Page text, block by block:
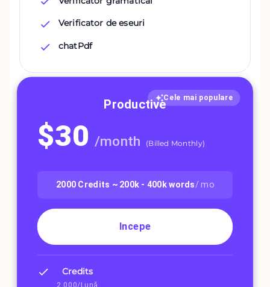
Verificator de eseuri
chatPdf
Cele mai populare
Productive
$30 /month (Billed Monthly)
2000 Credits ~ 200k - 400kwords/ mo
Incepe
Credits
2,000/Lună